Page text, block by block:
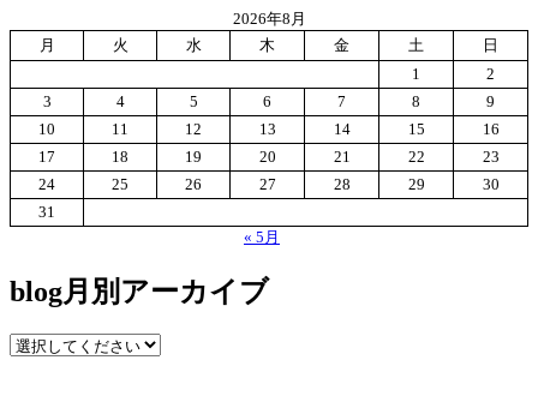
2026年8月
月
火 水 木 金 土
日
1
2
3
4 5 6 7 8
9
10
11 12 13 14 15
16
17
18 19 20 21 22
23
24
25 26 27 28 29
30
31
« 5月
blog月別アーカイブ